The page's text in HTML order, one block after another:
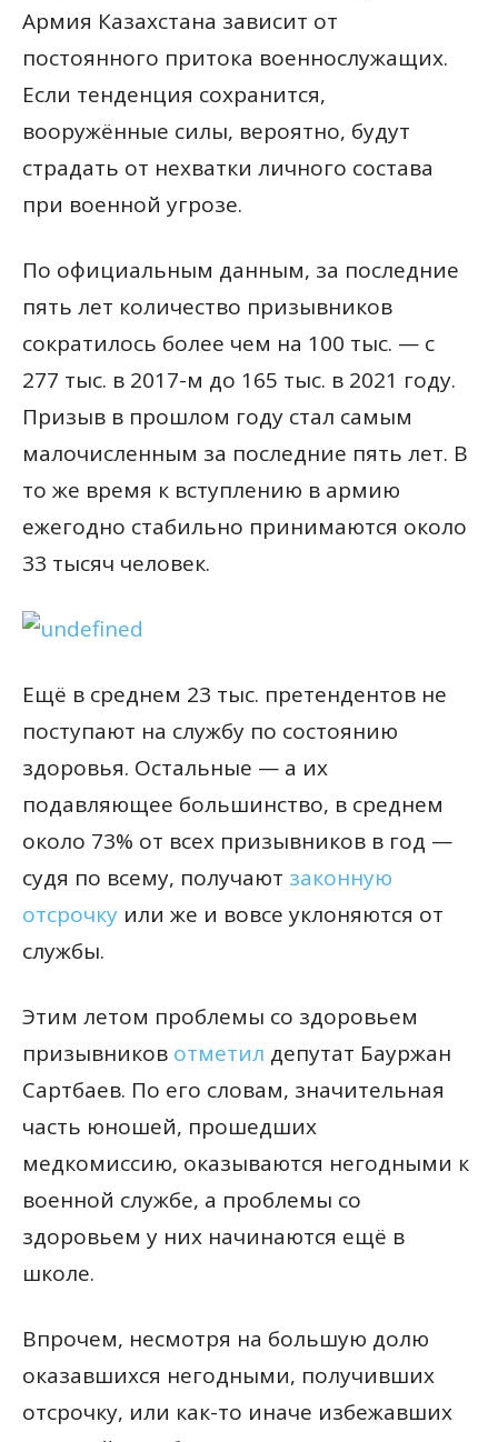
Армия Казахстана зависит от
постоянного притока военнослужащих.
Если тенденция сохранится,
вооружённые силы, вероятно, будут
страдать от нехватки личного состава
при военной угрозе.
По официальным данным, за последние
пять лет количество призывников
сократилось более чем на 100 тыс. — с
277 тыс. в 2017-м до 165 тыс. в 2021 году.
Призыв в прошлом году стал самым
малочисленным за последние пять лет. В
то же время к вступлению в армию
ежегодно стабильно принимаются около
33 тысяч человек.
Ещё в среднем 23 тыс. претендентов не
поступают на службу по состоянию
здоровья. Остальные — а их
подавляющее большинство, в среднем
около 73% от всех призывников в год —
судя по всему, получают законную
отсрочку или же и вовсе уклоняются от
службы.
Этим летом проблемы со здоровьем
призывников отметил депутат Бауржан
Сартбаев. По его словам, значительная
часть юношей, прошедших
медкомиссию, оказываются негодными к
военной службе, а проблемы со
здоровьем у них начинаются ещё в
школе.
Впрочем, несмотря на большую долю
оказавшихся негодными, получивших
отсрочку, или как-то иначе избежавших